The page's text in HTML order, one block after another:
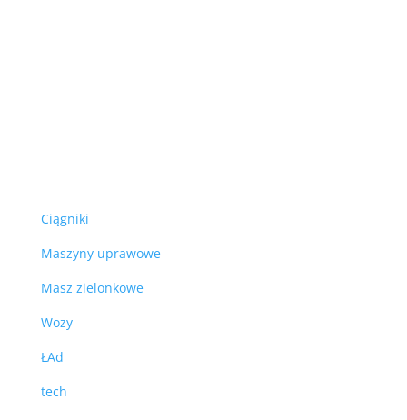
Ciągniki
Maszyny uprawowe
Masz zielonkowe
Wozy
ŁAd
tech